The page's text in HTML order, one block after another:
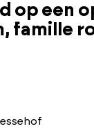
op een
famille